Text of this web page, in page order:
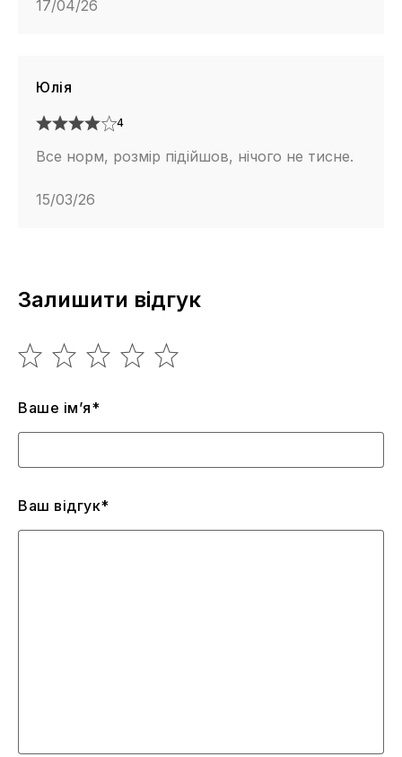
17/04/26
Юлія
4
Все норм, розмір підійшов, нічого не тисне.
15/03/26
Залишити відгук
Ваше ім’я*
Ваш відгук*